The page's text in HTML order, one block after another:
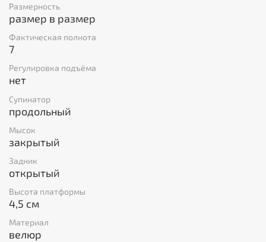
Размерность
размер в размер
Фактическая полнота
7
Регулировка подъёма
нет
Супинатор
продольный
Мысок
закрытый
Задник
открытый
Высота платформы
4,5 см
Материал
велюр